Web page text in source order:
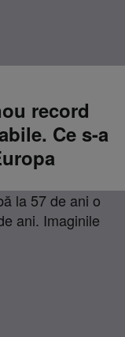
record
Ce s-a